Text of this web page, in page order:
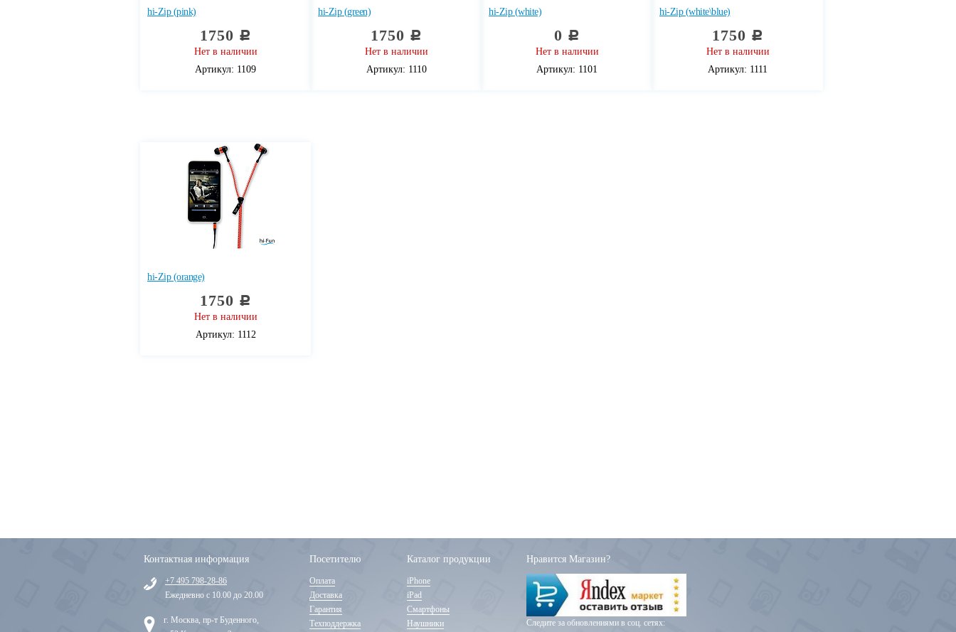
hi-Zip (pink)
1750 c
Нет в наличии
Артикул: 1109
hi-Zip (green)
1750 c
Нет в наличии
Артикул: 1110
hi-Zip (white)
0 c
Нет в наличии
Артикул: 1101
hi-Zip (white\blue)
1750 c
Нет в наличии
Артикул: 1111
hi-Zip (orange)
1750 c
Нет в наличии
Артикул: 1112
Контактная информация
+7 495 798-28-86
Ежедневно с 10.00 до 20.00
г. Москва, пр-т Буденного,
Посетителю
Оплата
Доставка
Гарантия
Техподдержка
Каталог продукции
iPhone
iPad
Смартфоны
Наушники
Нравится Магазин?
Следите за обновлениями в соц. сетях: